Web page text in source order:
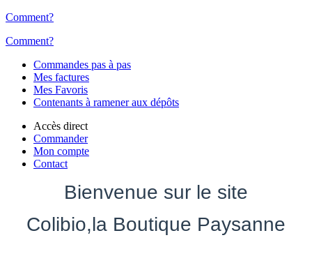
Comment?
Comment?
Commandes pas à pas
Mes factures
Mes Favoris
Contenants à ramener aux dépôts
Accès direct
Commander
Mon compte
Contact
Bienvenue sur le site
Colibio,la Boutique Paysanne